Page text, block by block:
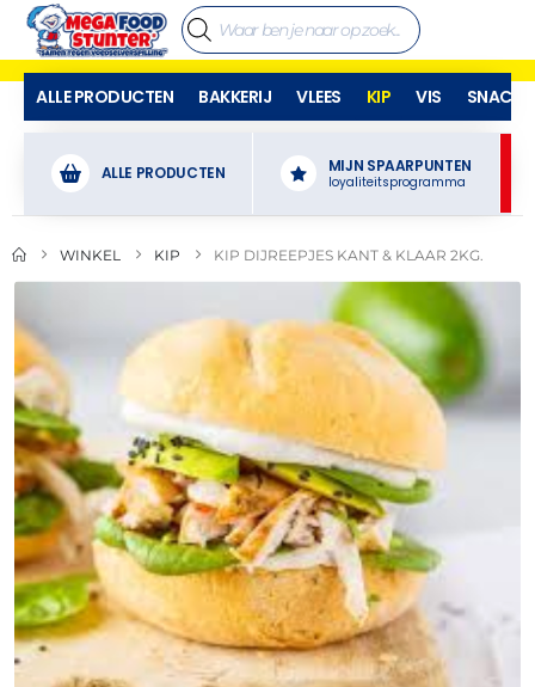
ALLE PRODUCTEN BAKKERIJ VLEES KIP VIS SNACKS
ALLE PRODUCTEN MIJN SPAARPUNTEN
loyaliteitsprogramma
WINKEL KIP KIP DIJREEPJES KANT & KLAAR 2KG.